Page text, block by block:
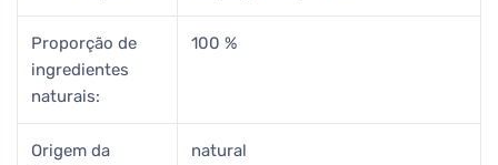
Proporção de
ingredientes
naturais:
100 %
Origem da
natural